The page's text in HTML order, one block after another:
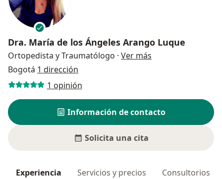
Dra. María de los Ángeles Arango Luque
Ortopedista y Traumatólogo · Ver más
Bogotá 1 dirección
1 opinión
Información de contacto
Solicita una cita
Experiencia Servicios y precios Consultorios